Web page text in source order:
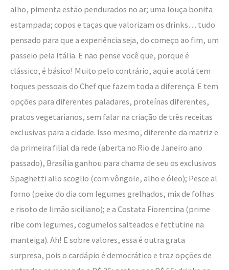
alho, pimenta estão pendurados no ar; uma louça bonita
estampada; copos e taças que valorizam os drinks… tudo
pensado para que a experiência seja, do começo ao fim, um
passeio pela Itália. E não pense você que, porque é
clássico, é básico! Muito pelo contrário, aqui e acolá tem
toques pessoais do Chef que fazem toda a diferença. E tem
opções para diferentes paladares, proteínas diferentes,
pratos vegetarianos, sem falar na criação de três receitas
exclusivas para a cidade. Isso mesmo, diferente da matriz e
da primeira filial da rede (aberta no Rio de Janeiro ano
passado), Brasília ganhou para chama de seu os exclusivos
Spaghetti allo scoglio (com vôngole, alho e óleo); Pesce al
forno (peixe do dia com legumes grelhados, mix de folhas
e risoto de limão siciliano); e a Costata Fiorentina (prime
ribe com legumes, cogumelos salteados e fettutine na
manteiga). Ah! E sobre valores, essa é outra grata
surpresa, pois o cardápio é democrático e traz opções de